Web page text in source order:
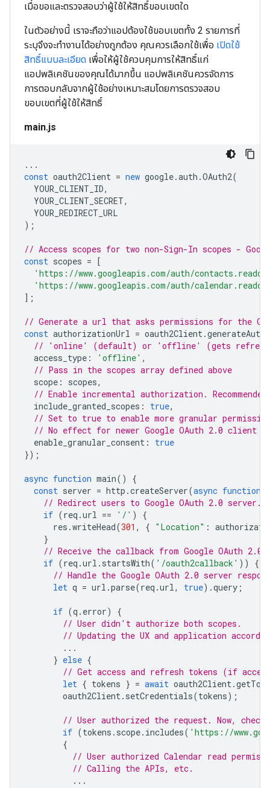
เมื่อขอและตรวจสอบว่าผู้ใช้ให้สิทธิ์ขอบเขตใด
ในตัวอย่างนี้ เราจะถือว่าแอปต้องใช้ขอบเขตทั้ง 2 รายการที่
ระบุจึงจะทำงานได้อย่างถูกต้อง คุณควรเลือกใช้เพื่อ เปิดใช้
สิทธิ์แบบละเอียด เพื่อให้ผู้ใช้ควบคุมการให้สิทธิ์แก่
แอปพลิเคชันของคุณได้มากขึ้น แอปพลิเคชันควรจัดการ
การตอบกลับจากผู้ใช้อย่างเหมาะสมโดยการตรวจสอบ
ขอบเขตที่ผู้ใช้ให้สิทธิ์
main.js
...
const oauth2Client = new google.auth .OAuth2(
YOUR_CLIENT_ID,
YOUR_CLIENT_SECRET,
YOUR_REDIRECT_URL
);
// Access scopes for two non-Sign-In scopes -
const scopes =
[
'https://www.googleapis.com/auth/
'https://www.googleapis.com/auth/
];
// Generate a url that asks permissions for the
const authorizationUrl = oauth2Client.
// 'online' (default) or 'offline' (gets
access_type : 'offline' ,
// Pass in the scopes array defined above
scope : scopes,
// Enable incremental authorization.
include_granted_scopes : true,
// Set to true to enable more granular
// No effect for newer Google OAuth 2.0 client
enable_granular_consent :
true
});
async function main()
{
const server = http .createServer(async function
// Redirect users to Google OAuth 2.0 server.
if (req .url == '/' )
{
res .writeHead(301 , { "Location" :
}
// Receive the callback from Google OAuth 2.0
if (req .url . startsWith( '/oauth2callback' ))
{
// Handle the Google OAuth 2.0 server
let q = url .parse(req .url, true).query ;
if (q . error)
{
// User didn't authorize both scopes.
// Updating the UX and application
...
} else {
// Get access and refresh tokens (if
let { tokens } = await oauth2Client.
oauth2Client. setCredentials(tokens);
// User authorized the request. Now, check
if (tokens . scope. includes( 'https://
{
// User authorized Calendar read
// Calling the APIs, etc.
...